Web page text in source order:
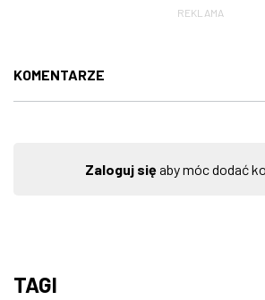
REKLAMA
KOMENTARZE
Zaloguj sięaby móc dodać
TAGI